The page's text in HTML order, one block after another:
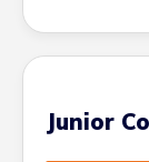
Junior